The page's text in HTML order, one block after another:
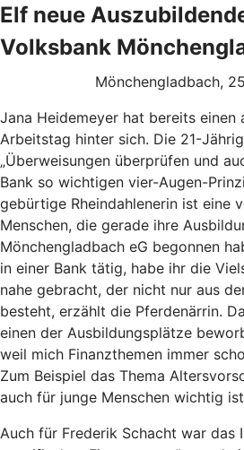
Elf neue
Volksbank
Mönchengladbach,
Jana Heidemeyer hat bereits einen
Arbeitstag hinter sich. Die 21-
„Überweisungen überprüfen und
Bank so wichtigen vier-Augen-
gebürtige Rheindahlenerin ist eine
Menschen, die gerade ihre
Mönchengladbach eG begonnen
in einer Bank tätig, habe ihr die
nahe gebracht, der nicht nur aus
besteht, erzählt die Pferdenärrin.
einen der Ausbildungsplätze
weil mich Finanzthemen immer
Zum Beispiel das Thema
auch für junge Menschen wichtig
Auch für Frederik Schacht war das